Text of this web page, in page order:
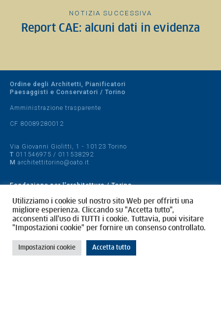
NOTIZIA SUCCESSIVA
Report CAE: alcuni dati in evidenza
Ordine degli Architetti, Pianificatori
Paesaggisti e Conservatori / Torino
Amministrazione trasparente
CF 80089280012
Via Giovanni Giolitti, 1 - 10123 Torino
T 011546975 / 011538292
M architettitorino@oato.it
Fondazione per l'architettura / Torino
Designed by quattrolinee.it
Cookie Policy
Privacy Policy
Utilizziamo i cookie sul nostro sito Web per offrirti una
migliore esperienza. Cliccando su "Accetta tutto",
acconsenti all'uso di TUTTI i cookie. Tuttavia, puoi visitare
"Impostazioni cookie" per fornire un consenso controllato.
Impostazioni cookie Accetta tutto